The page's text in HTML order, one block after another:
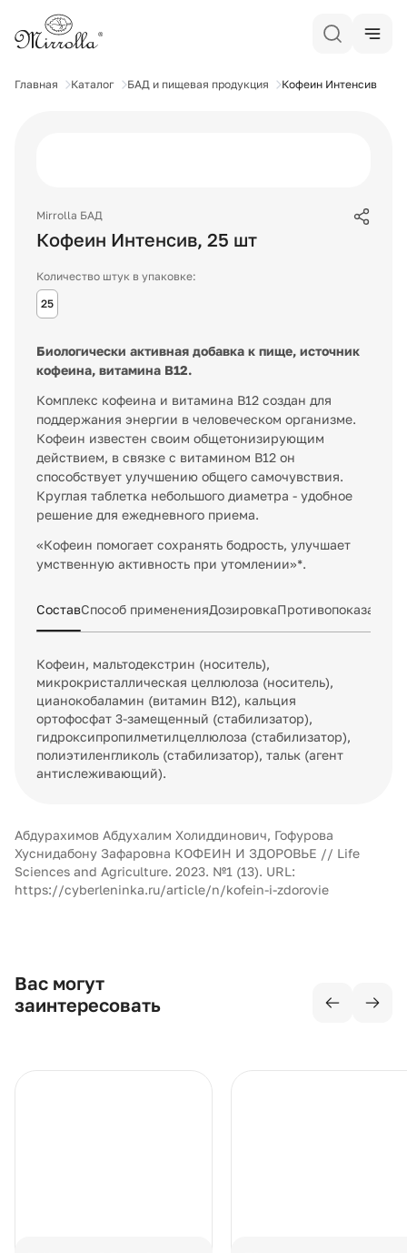
Главная Каталог БАД и пищевая продукция Кофеин Интенсив
Mirrolla БАД
Кофеин Интенсив, 25 шт
Количество штук в упаковке:
25
Биологически активная добавка к пище, источник
кофеина, витамина В12.
Комплекс кофеина и витамина В12 создан для
поддержания энергии в человеческом организме.
Кофеин известен своим общетонизирующим
действием, в связке с витамином В12 он
способствует улучшению общего самочувствия.
Круглая таблетка небольшого диаметра - удобное
решение для ежедневного приема.
«Кофеин помогает сохранять бодрость, улучшает
умственную активность при утомлении»*.
СоставСпособ примененияДозировкаПротивопоказания
Кофеин, мальтодекстрин (носитель),
микрокристаллическая целлюлоза (носитель),
цианокобаламин (витамин В12), кальция
ортофосфат 3-замещенный (стабилизатор),
гидроксипропилметилцеллюлоза (стабилизатор),
полиэтиленгликоль (стабилизатор), тальк (агент
антислеживающий).
Абдурахимов Абдухалим Холиддинович, Гофурова
Хуснидабону Зафаровна КОФЕИН И ЗДОРОВЬЕ // Life
Sciences and Agriculture. 2023. №1 (13). URL:
https://cyberleninka.ru/article/n/kofein-i-zdorovie
Вас могут
заинтересовать